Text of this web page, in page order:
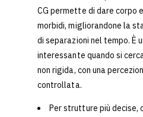
CG permette di dare corpo
morbidi, migliorandone la
di separazioni nel tempo. È
interessante quando si
non rigida, con una
controllata.
Per strutture più decise,